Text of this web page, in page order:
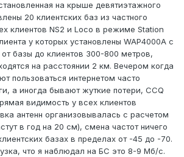
на крыше девятиэтажного
20 клиентских баз из частного
клиентов NS2 и Loco в режиме Station
у которых установлены WAP4000A с
базы до клиентов 300-800 метров,
на расстоянии 2 км. Вечером когда
пользоваться интернетом часто
а иногда бывают жуткие потери, CCQ
видимость у всех клиентов
антенн организовывалась с расчетом
в год на 20 см), смена частот ничего
базах в пределах от -45 до -70.
что я наблюдал на БС это 8-9 Мб/с.